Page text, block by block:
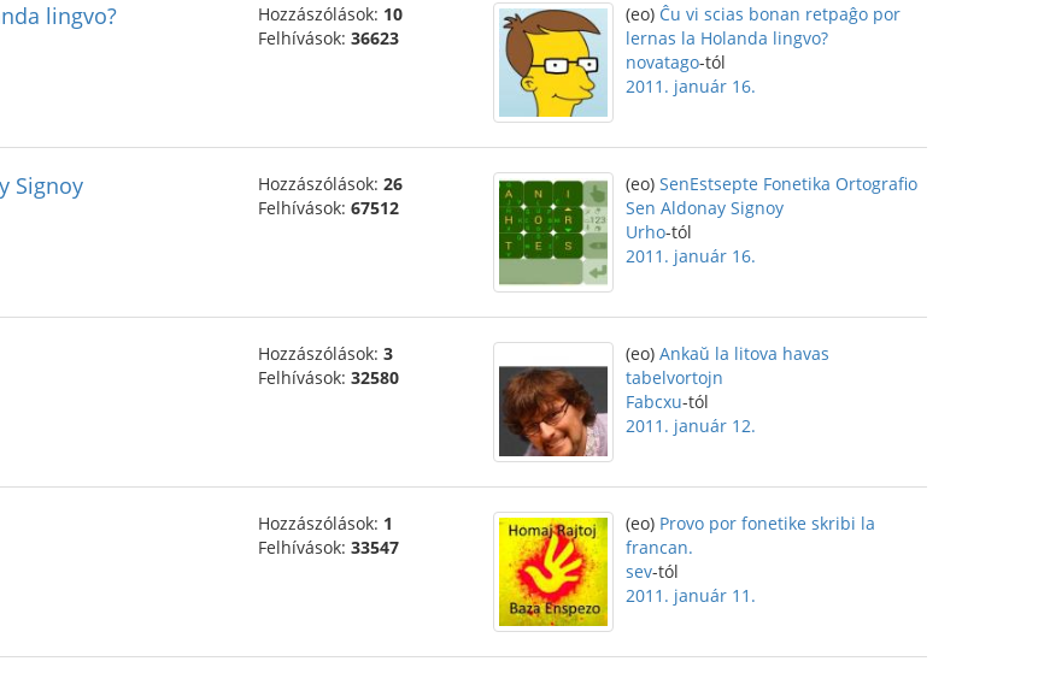
lingvo? Hozzászólások: 10
Felhívások: 36623
(eo) Ĉu vi scias bonan retpaĝo por
lernas la Holanda lingvo?
novatago-tól
2011. január 16.
Signoy Hozzászólások: 26
Felhívások: 67512
(eo) SenEstsepte Fonetika Ortografio
Sen Aldonay Signoy
Urho-tól
2011. január 16.
Hozzászólások: 3
Felhívások: 32580
(eo) Ankaŭ la litova havas
tabelvortojn
Fabcxu-tól
2011. január 12.
Hozzászólások: 1
Felhívások: 33547
(eo) Provo por fonetike skribi la
francan.
sev-tól
2011. január 11.